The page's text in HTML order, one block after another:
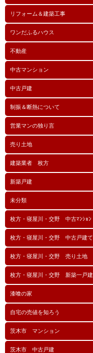
リフォーム＆建築工事
ワンだふるハウス
不動産
中古マンション
中古戸建
制振＆断熱について
営業マンの独り言
売り土地
建築業者 枚方
新築戸建
未分類
枚方・寝屋川・交野 中古ﾏﾝｼｮﾝ
枚方・寝屋川・交野 中古戸建て
枚方・寝屋川・交野 売り土地
枚方・寝屋川・交野 新築一戸建
漆喰の家
自宅の売値を知ろう
茨木市 マンション
茨木市 中古戸建